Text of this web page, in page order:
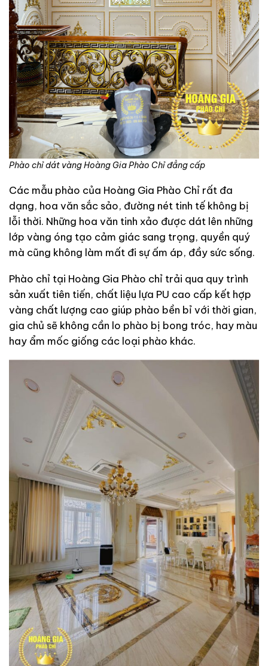
Phào chỉ dát vàng Hoàng Gia Phào Chỉ đẳng cấp
Các mẫu phào của Hoàng Gia Phào Chỉ rất đa
dạng, hoa văn sắc sảo, đường nét tinh tế không bị
lỗi thời. Những hoa văn tinh xảo được dát lên những
lớp vàng óng tạo cảm giác sang trọng, quyền quý
mà cũng không làm mất đi sự ấm áp, đầy sức sống.
Phào chỉ tại Hoàng Gia Phào chỉ trải qua quy trình
sản xuất tiên tiến, chất liệu lựa PU cao cấp kết hợp
vàng chất lượng cao giúp phào bền bỉ với thời gian,
gia chủ sẽ không cần lo phào bị bong tróc, hay màu
hay ẩm mốc giống các loại phào khác.